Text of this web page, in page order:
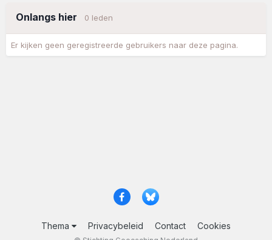
Onlangs hier 0 leden
Er kijken geen geregistreerde gebruikers naar deze pagina.
Thema Privacybeleid Contact Cookies